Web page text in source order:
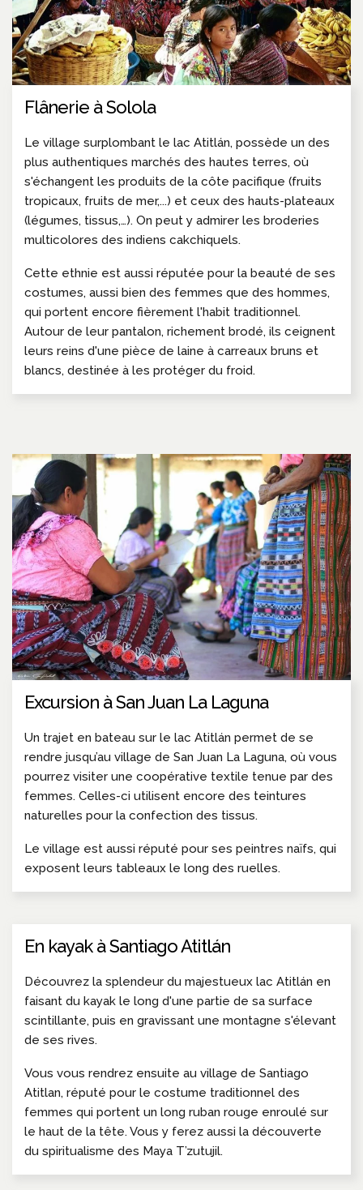
Flânerie à Solola
Le village surplombant le lac Atitlán, possède un des
plus authentiques marchés des hautes terres, où
s'échangent les produits de la côte pacifique (fruits
tropicaux, fruits de mer,...) et ceux des hauts-plateaux
(légumes, tissus,…). On peut y admirer les broderies
multicolores des indiens cakchiquels.
Cette ethnie est aussi réputée pour la beauté de ses
costumes, aussi bien des femmes que des hommes,
qui portent encore fièrement l'habit traditionnel.
Autour de leur pantalon, richement brodé, ils ceignent
leurs reins d'une pièce de laine à carreaux bruns et
blancs, destinée à les protéger du froid.
Excursion à San Juan La Laguna
Un trajet en bateau sur le lac Atitlán permet de se
rendre jusqu’au village de San Juan La Laguna, où vous
pourrez visiter une coopérative textile tenue par des
femmes. Celles-ci utilisent encore des teintures
naturelles pour la confection des tissus.
Le village est aussi réputé pour ses peintres naïfs, qui
exposent leurs tableaux le long des ruelles.
En kayak à Santiago Atitlán
Découvrez la splendeur du majestueux lac Atitlán en
faisant du kayak le long d'une partie de sa surface
scintillante, puis en gravissant une montagne s'élevant
de ses rives.
Vous vous rendrez ensuite au village de Santiago
Atitlan, réputé pour le costume traditionnel des
femmes qui portent un long ruban rouge enroulé sur
le haut de la tête. Vous y ferez aussi la découverte
du spiritualisme des Maya T’zutujil.